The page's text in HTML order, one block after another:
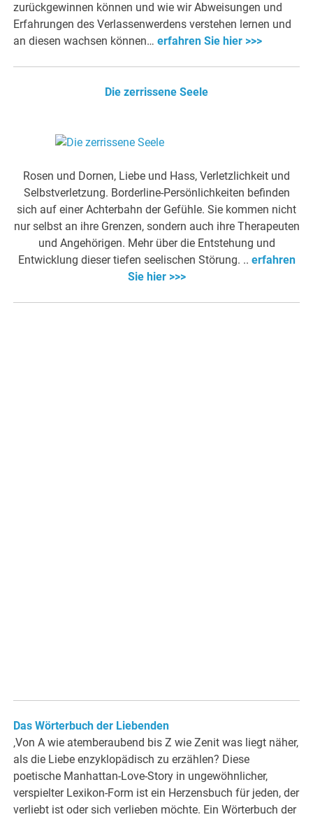
zurückgewinnen können und wie wir Abweisungen und
Erfahrungen des Verlassenwerdens verstehen lernen und
an diesen wachsen können…erfahren Sie hier >>>
Die zerrissene Seele
Rosen und Dornen, Liebe und Hass, Verletzlichkeit und
Selbstverletzung. Borderline-Persönlichkeiten befinden
sich auf einer Achterbahn der Gefühle. Sie kommen nicht
nur selbst an ihre Grenzen, sondern auch ihre Therapeuten
und Angehörigen. Mehr über die Entstehung und
Entwicklung dieser tiefen seelischen Störung. .. erfahren
Sie hier >>>
Das Wörterbuch der Liebenden
‚Von A wie atemberaubend bis Z wie Zenit was liegt näher,
als die Liebe enzyklopädisch zu erzählen? Diese
poetische Manhattan-Love-Story in ungewöhnlicher,
verspielter Lexikon-Form ist ein Herzensbuch für jeden, der
verliebt ist oder sich verlieben möchte. Ein Wörterbuch der